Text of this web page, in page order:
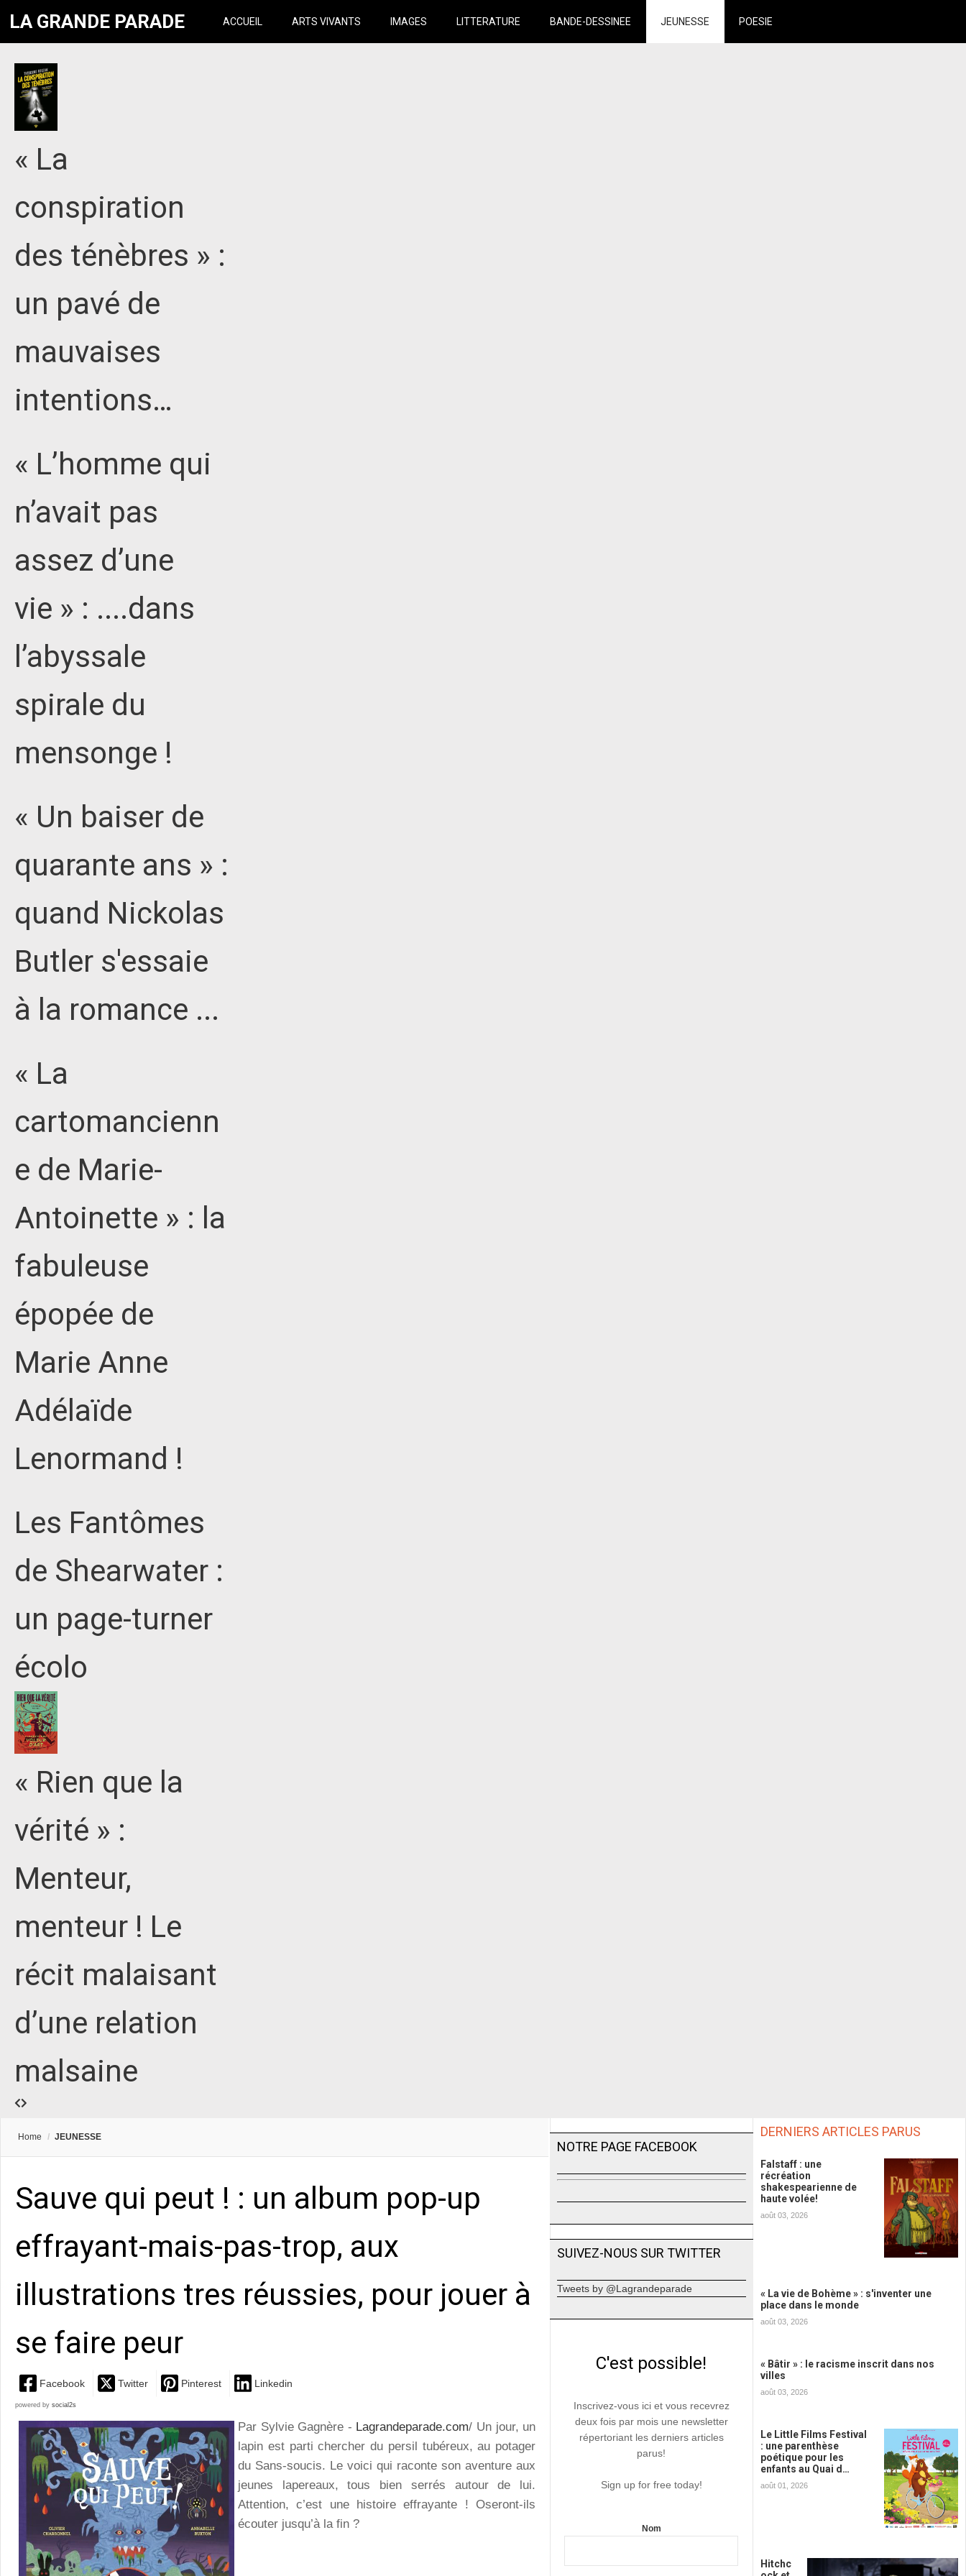
LA GRANDE PARADE ACCUEIL ARTS VIVANTS IMAGES LITTERATURE BANDE-DESSINEE JEUNESSE POESIE
« La
conspiration
des ténèbres » :
un pavé de
mauvaises
intentions…
« L’homme qui
n’avait pas
assez d’une
vie » : ....dans
l’abyssale
spirale du
mensonge !
« Un baiser de
quarante ans » :
quand Nickolas
Butler s'essaie
à la romance ...
« La
cartomancienn
e de Marie-
Antoinette » : la
fabuleuse
épopée de
Marie Anne
Adélaïde
Lenormand !
Les Fantômes
de Shearwater :
un page-turner
écolo
« Rien que la
vérité » :
Menteur,
menteur ! Le
récit malaisant
d’une relation
malsaine
Home / JEUNESSE
Sauve qui peut ! : un album pop-up
effrayant-mais-pas-trop, aux
illustrations tres réussies, pour jouer à
se faire peur
Facebook Twitter Pinterest Linkedin
powered by social2s
Par Sylvie Gagnère - Lagrandeparade.com/ Un jour, un
lapin est parti chercher du persil tubéreux, au potager
du Sans-soucis. Le voici qui raconte son aventure aux
jeunes lapereaux, tous bien serrés autour de lui.
Attention, c’est une histoire effrayante ! Oseront-ils
écouter jusqu’à la fin ?
NOTRE PAGE FACEBOOK
SUIVEZ-NOUS SUR TWITTER
Tweets by @Lagrandeparade
C'est possible!
Inscrivez-vous ici et vous recevrez
deux fois par mois une newsletter
répertoriant les derniers articles
parus!
Sign up for free today!
Nom
DERNIERS ARTICLES PARUS
Falstaff : une
récréation
shakespearienne de
haute volée!
août 03, 2026
« La vie de Bohème » : s'inventer une
place dans le monde
août 03, 2026
« Bâtir » : le racisme inscrit dans nos
villes
août 03, 2026
Le Little Films Festival
: une parenthèse
poétique pour les
enfants au Quai d…
août 01, 2026
Hitchc